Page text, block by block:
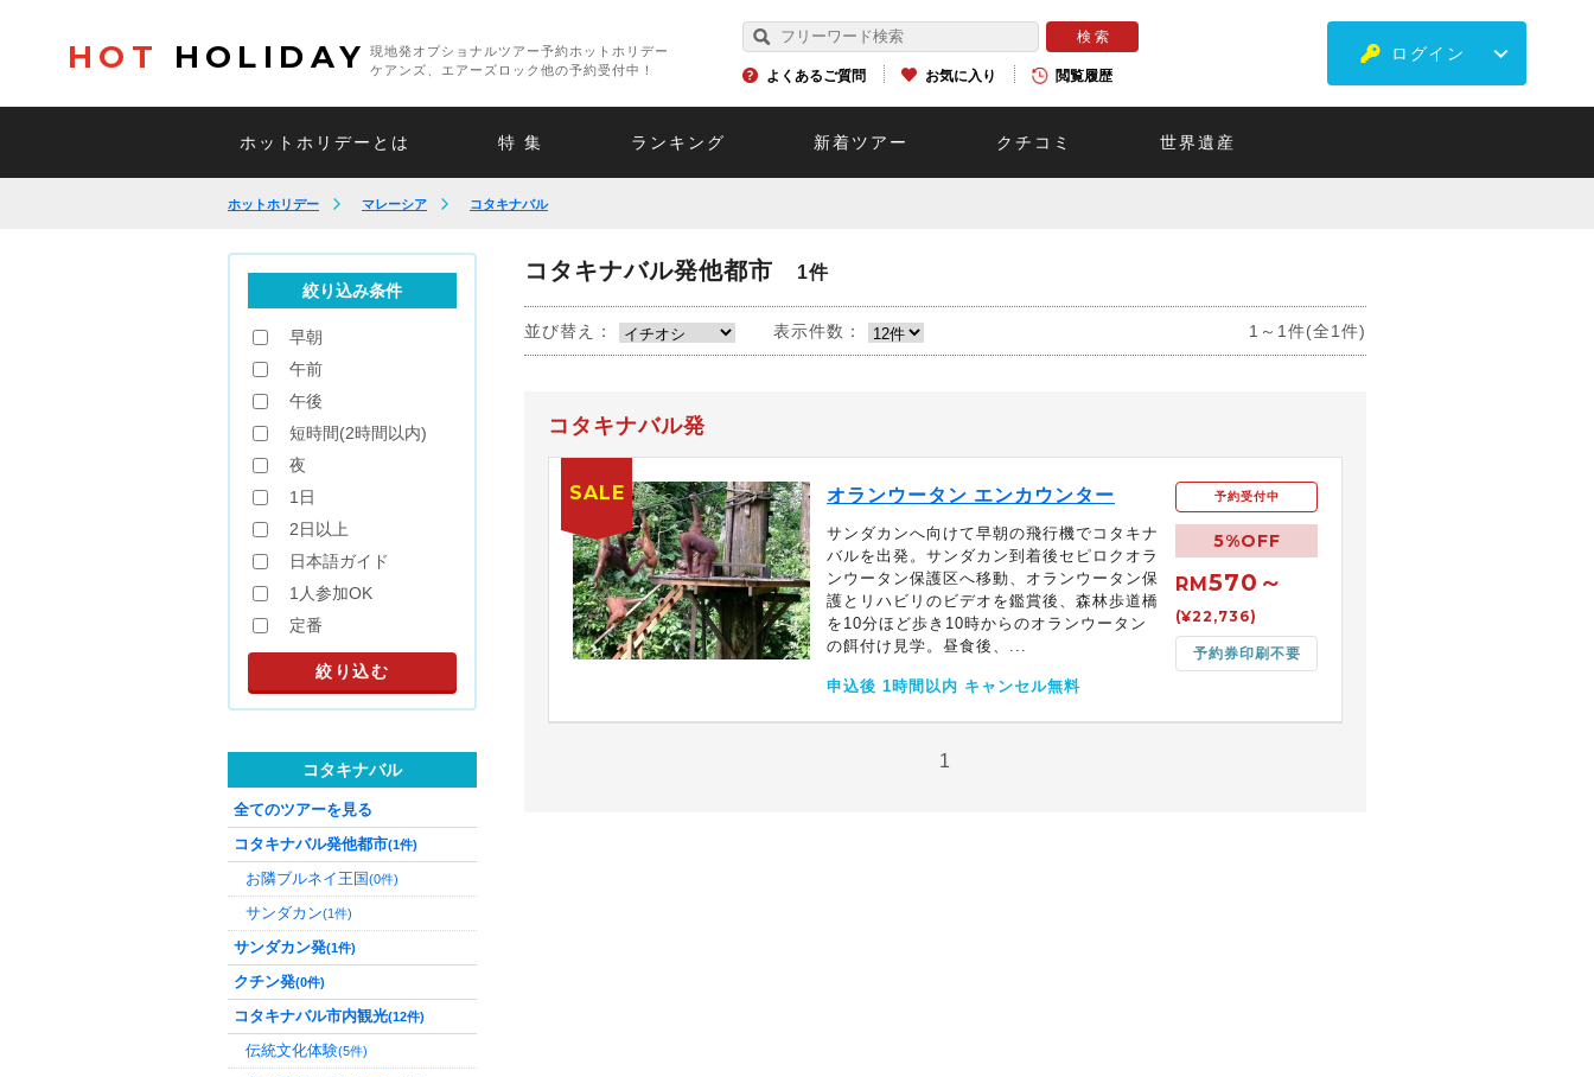
HOT HOLIDAY
現地発オプショナルツアー予約ホットホリデー
ケアンズ、エアーズロック他の予約受付中！
よくあるご質問 お気に入り 閲覧履歴
ログイン
ホットホリデーとは 特 集 ランキング 新着ツアー クチコミ 世界遺産
ホットホリデー マレーシア コタキナバル
コタキナバル発他都市 1件
並び替え： 表示件数： 1～1件(全1件)
コタキナバル発
オランウータン エンカウンター
サンダカンへ向けて早朝の飛行機でコタキナ
バルを出発。サンダカン到着後セピロクオラ
ンウータン保護区へ移動、オランウータン保
護とリハビリのビデオを鑑賞後、森林歩道橋
を10分ほど歩き10時からのオランウータン
の餌付け見学。昼食後、...
申込後 1時間以内 キャンセル無料
予約受付中
5%OFF
RM 570～
(¥22,736)
予約券印刷不要
SALE
1
絞り込み条件
早朝
午前
午後
短時間(2時間以内)
夜
1日
2日以上
日本語ガイド
1人参加OK
定番
コタキナバル
全てのツアーを見る
コタキナバル発他都市(1件)
お隣ブルネイ王国(0件)
サンダカン(1件)
サンダカン発(1件)
クチン発(0件)
コタキナバル市内観光(12件)
伝統文化体験(5件)